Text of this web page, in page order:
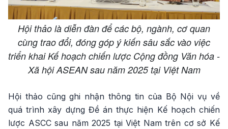
Hội thảo là diễn đàn để các bộ, ngành, cơ quan
cùng trao đổi, đóng góp ý kiến sâu sắc vào việc
triển khai Kế hoạch chiến lược Cộng đồng Văn hóa -
Xã hội ASEAN sau năm 2025 tại Việt Nam
Hội thảo cũng ghi nhận thông tin của Bộ Nội vụ về
quá trình xây dựng Đề án thực hiện Kế hoạch chiến
lược ASCC sau năm 2025 tại Việt Nam trên cơ sở Kế